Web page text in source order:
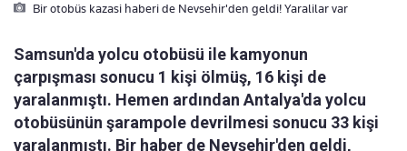
Bir otobüs kazasi haberi de Nevsehir'den geldi! Yaralilar var
Samsun'da yolcu otobüsü ile kamyonun
çarpışması sonucu 1 kişi ölmüş, 16 kişi de
yaralanmıştı. Hemen ardından Antalya'da yolcu
otobüsünün şarampole devrilmesi sonucu 33 kişi
yaralanmıştı. Bir haber de Nevşehir'den geldi,